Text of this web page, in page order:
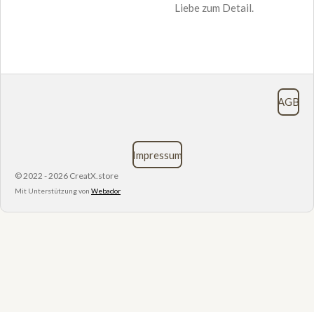
Liebe zum Detail.
AGB
Impressum
© 2022 - 2026 CreatX.store
Mit Unterstützung von Webador